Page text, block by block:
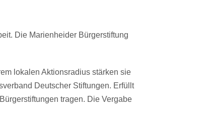
Die Marienheider Bürgerstiftung
lokalen Aktionsradius stärken sie
Deutscher Stiftungen. Erfüllt
tragen. Die Vergabe